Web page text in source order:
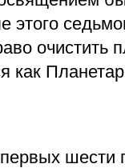
этого
очистить
как
шести